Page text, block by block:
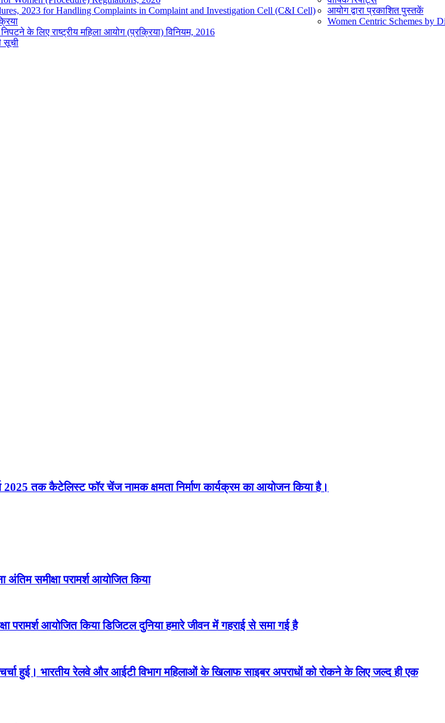
2023 for Handling Complaints in Complaint and Investigation Cell (C&I Cell)
के लिए राष्ट्रीय महिला आयोग (प्रक्रिया) विनियम, 2016
सूची
आयोग द्वारा प्रकाशित पुस्तकें
Women Centric Schemes by
तक कैटेलिस्ट फॉर चेंज नामक क्षमता निर्माण कार्यक्रम का आयोजन किया है।
समीक्षा परामर्श आयोजित किया
आयोजित किया डिजिटल दुनिया हमारे जीवन में गहराई से समा गई है
चर्चा हुई। भारतीय रेलवे और आईटी विभाग महिलाओं के खिलाफ साइबर अपराधों को रोकने के लिए जल्द ही एक